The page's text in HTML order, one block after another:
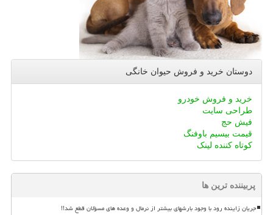
دوستان خرید و فروش حیوان خانگی
خرید و فروش خودرو
طراحی سایت
فیش حج
قیمت بیسیم باوفنگ
کوتاه کننده لینک
پربیننده ترین ها
جریان زاینده رود با وجود بارشهای بیشتر از نرمال و وعده های مسؤلان قطع شد!!